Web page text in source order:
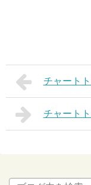
チャート
チャート